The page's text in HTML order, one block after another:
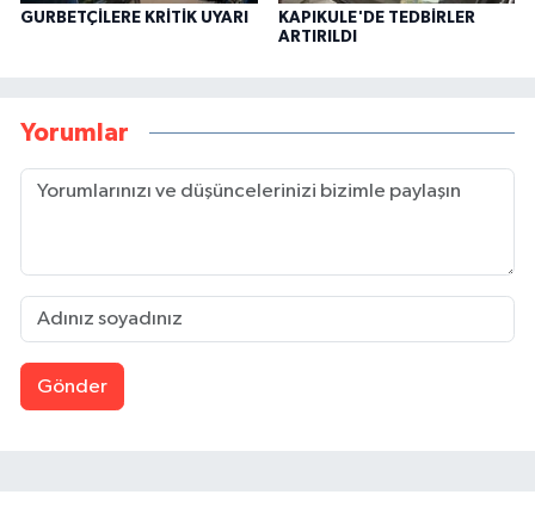
GURBETÇİLERE KRİTİK UYARI
KAPIKULE'DE TEDBİRLER
ARTIRILDI
Yorumlar
Gönder